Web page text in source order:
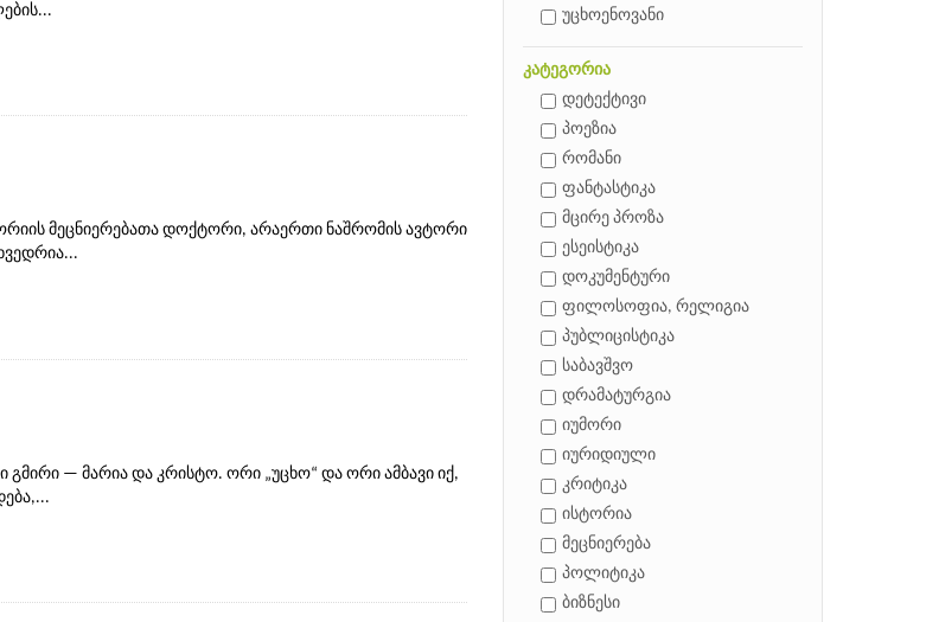
მეცნიერებათა დოქტორი, არაერთი ნაშრომის ავტორი
— მარია და კრისტო. ორი „უცხო“ და ორი ამბავი იქ,
უცხოენოვანი
კატეგორია
დეტექტივი
პოეზია
რომანი
ფანტასტიკა
მცირე პროზა
ესეისტიკა
დოკუმენტური
ფილოსოფია, რელიგია
პუბლიცისტიკა
საბავშვო
დრამატურგია
იუმორი
იურიდიული
კრიტიკა
ისტორია
მეცნიერება
პოლიტიკა
ბიზნესი